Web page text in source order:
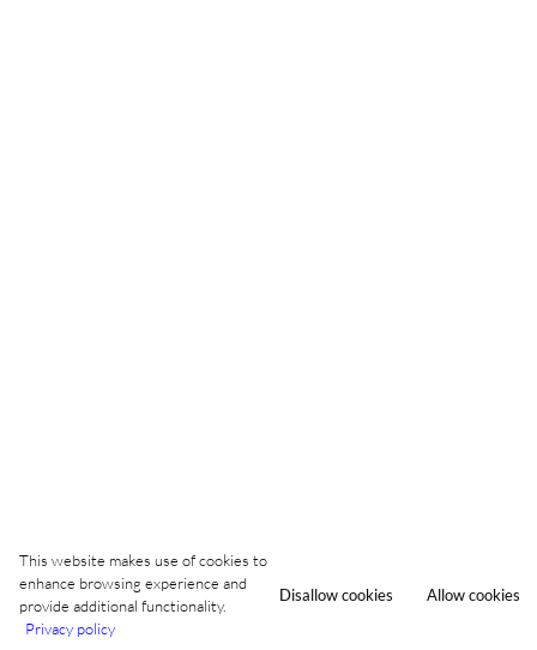
This website makes use of cookies to
enhance browsing experience and
provide additional functionality.
Privacy policy
Disallow cookies Allow cookies